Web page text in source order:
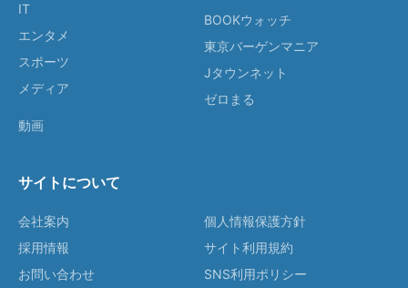
IT
エンタメ
スポーツ
メディア
動画
BOOKウォッチ
東京バーゲンマニア
Jタウンネット
ゼロまる
サイトについて
会社案内
採用情報
お問い合わせ
個人情報保護方針
サイト利用規約
SNS利用ポリシー